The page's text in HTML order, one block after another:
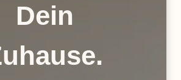
Dein